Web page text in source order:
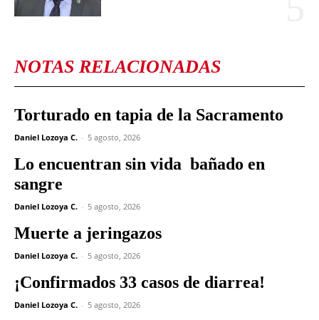
NOTAS RELACIONADAS
Torturado en tapia de la Sacramento
Daniel Lozoya C. - 5 agosto, 2026
Lo encuentran sin vida bañado en
sangre
Daniel Lozoya C. - 5 agosto, 2026
Muerte a jeringazos
Daniel Lozoya C. - 5 agosto, 2026
¡Confirmados 33 casos de diarrea!
Daniel Lozoya C. - 5 agosto, 2026